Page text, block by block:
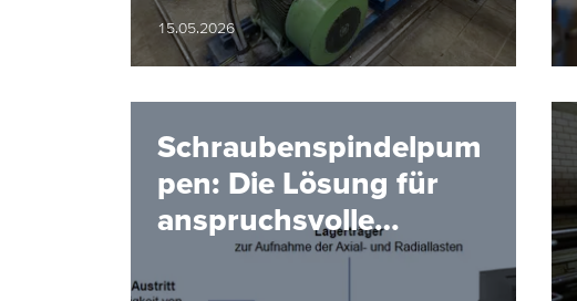
Infrastruktur der Gemeinde Hinterstoder
15.05.2026
Schraubenspindelpum
pen: Die Lösung für
anspruchsvolle
Förderaufgaben